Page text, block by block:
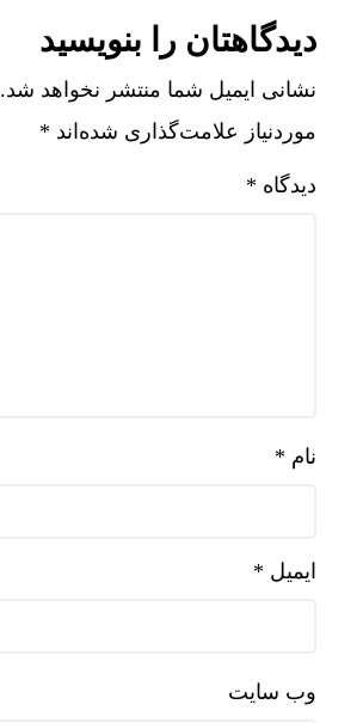
دیدگاهتان را بنویسید
نشانی ایمیل شما منتشر نخواهد شد.
موردنیاز علامت‌گذاری شده‌اند *
دیدگاه *
نام *
ایمیل *
وب‌ سایت